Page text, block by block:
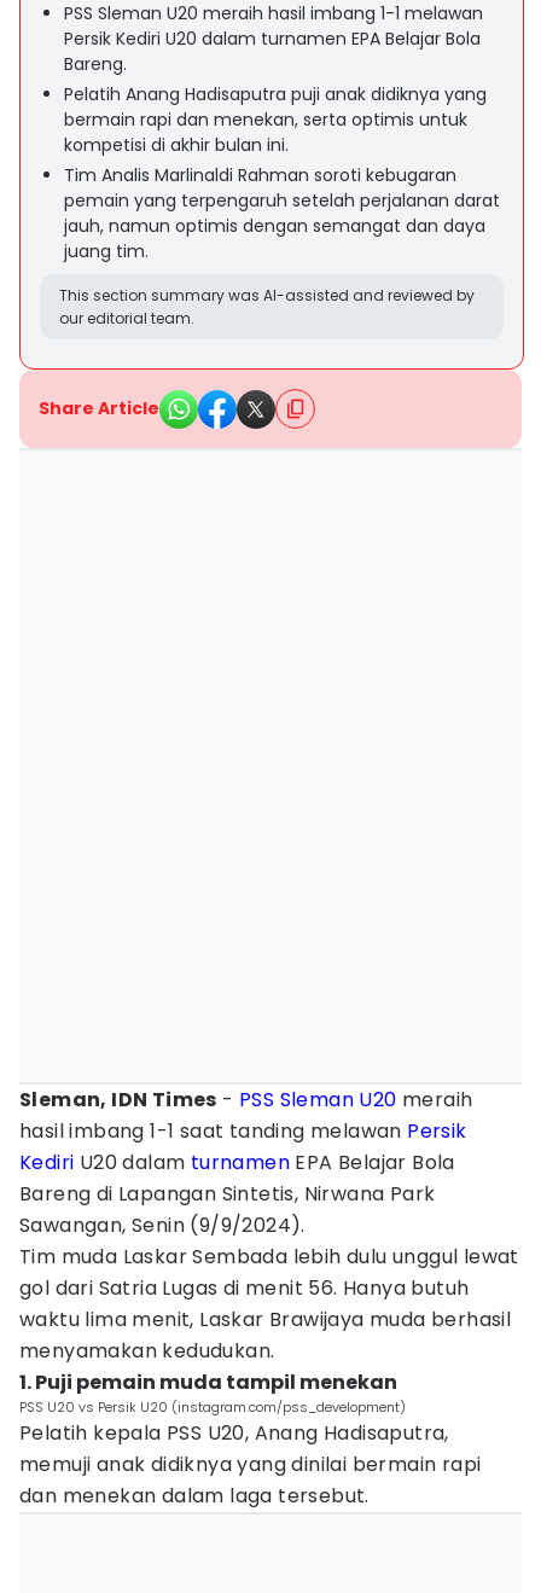
PSS Sleman U20 meraih hasil imbang 1-1 melawan
Persik Kediri U20 dalam turnamen EPA Belajar Bola
Bareng.
Pelatih Anang Hadisaputra puji anak didiknya yang
bermain rapi dan menekan, serta optimis untuk
kompetisi di akhir bulan ini.
Tim Analis Marlinaldi Rahman soroti kebugaran
pemain yang terpengaruh setelah perjalanan darat
jauh, namun optimis dengan semangat dan daya
juang tim.
This section summary was AI-assisted and reviewed by
our editorial team.
Share Article
Sleman, IDN Times - PSS Sleman U20 meraih
hasil imbang 1-1 saat tanding melawan Persik
Kediri U20 dalam turnamen EPA Belajar Bola
Bareng di Lapangan Sintetis, Nirwana Park
Sawangan, Senin (9/9/2024).
Tim muda Laskar Sembada lebih dulu unggul lewat
gol dari Satria Lugas di menit 56. Hanya butuh
waktu lima menit, Laskar Brawijaya muda berhasil
menyamakan kedudukan.
1. Puji pemain muda tampil menekan
PSS U20 vs Persik U20 (instagram.com/pss_development)
Pelatih kepala PSS U20, Anang Hadisaputra,
memuji anak didiknya yang dinilai bermain rapi
dan menekan dalam laga tersebut.